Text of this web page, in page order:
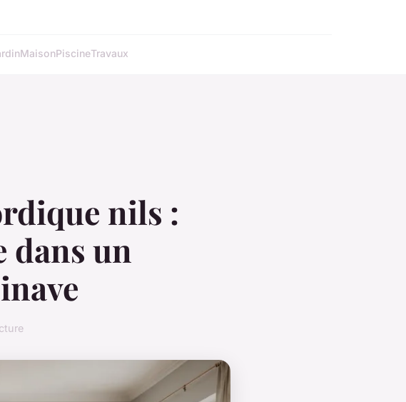
MaisonPiscineTravaux
nils :
dans un